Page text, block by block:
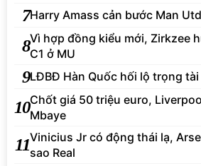
7Harry Amass cản bước Man
8Vì hợp đồng kiểu mới, Zirkzee
C1 ở MU
9LĐBĐ Hàn Quốc hối lộ trọng
10Chốt giá 50 triệu euro,
Mbaye
11Vinicius Jr có động thái lạ,
sao Real